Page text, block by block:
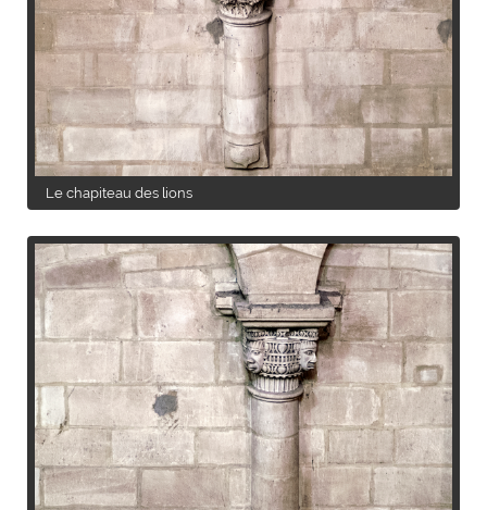
Le chapiteau des lions